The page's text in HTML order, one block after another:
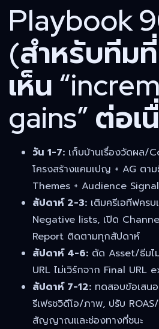
Playbook
(สำหรับทีม
เห็น
gains” ต่อเ
วัน 1-7: เก็บบ้านเรื่องวัดผล/
โครงสร้างแคมเปญ + AG ตา
Themes + Audience
สัปดาห์ 2-3: เติมครีเอทีฟคร
Negative lists, เปิด
Report ติดตามทุกสัปดาห์
สัปดาห์ 4-6: ตัด Asset/ธีมไ
URL ไม่เวิร์กจาก Final URL
สัปดาห์ 7-12: ทดสอบข้อเสน
รีเฟรชวิดีโอ/ภาพ, ปรับ
สัญญาณและช่องทางที่ชนะ